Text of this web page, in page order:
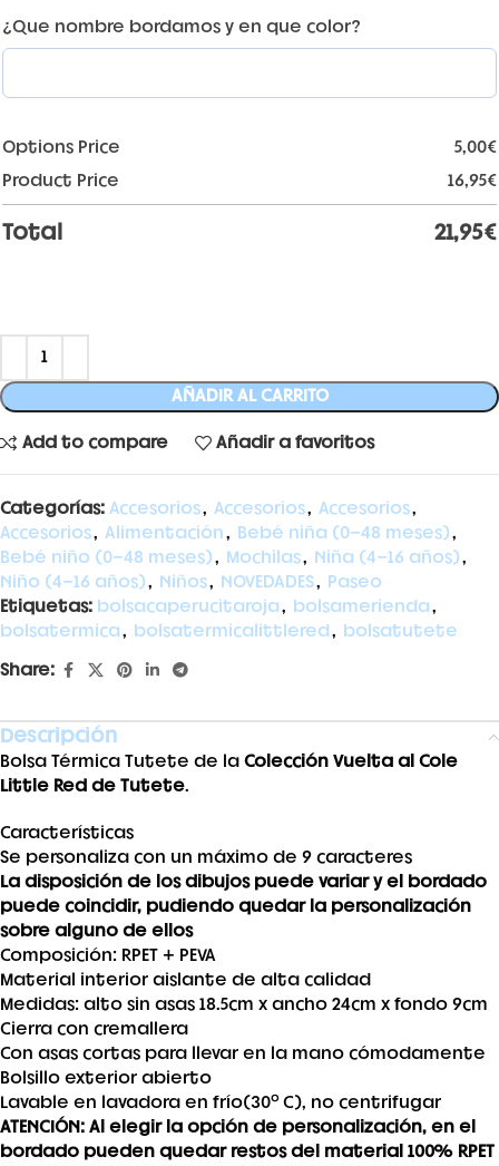
¿Que nombre bordamos y en que color?
Options Price 5,00€
Product Price
16,95€
Total 21,95€
AÑADIR AL CARRITO
Add to compare Añadir a favoritos
Categorías: Accesorios, Accesorios, Accesorios,
Accesorios, Alimentación, Bebé niña (0-48 meses),
Bebé niño (0-48 meses), Mochilas, Niña (4-16 años),
Niño (4-16 años), Niños, NOVEDADES, Paseo
Etiquetas: bolsacaperucitaroja, bolsamerienda,
bolsatermica, bolsatermicalittlered , bolsatutete
Share:
Descripción
Bolsa Térmica Tutete de la Colección Vuelta al Cole
Little Red de Tutete.
Características
Se personaliza con un máximo de 9 caracteres
La disposición de los dibujos puede variar y el bordado
puede coincidir, pudiendo quedar la personalización
sobre alguno de ellos
Composición: RPET + PEVA
Material interior aislante de alta calidad
Medidas: alto sin asas 18.5cm x ancho 24cm x fondo 9cm
Cierra con cremallera
Con asas cortas para llevar en la mano cómodamente
Bolsillo exterior abierto
Lavable en lavadora en frío(30ºC), no centrifugar
ATENCIÓN: Al elegir la opción de personalización, en el
bordado pueden quedar restos del material 100% RPET